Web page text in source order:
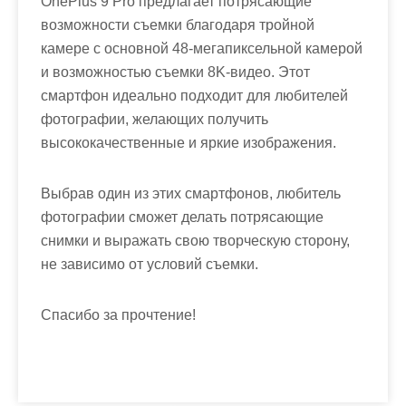
возможности съемки благодаря тройной
камере с основной 48-мегапиксельной камерой
и возможностью съемки 8K-видео. Этот
смартфон идеально подходит для любителей
фотографии, желающих получить
высококачественные и яркие изображения.
Выбрав один из этих смартфонов, любитель
фотографии сможет делать потрясающие
снимки и выражать свою творческую сторону,
не зависимо от условий съемки.
Спасибо за прочтение!